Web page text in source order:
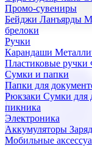
Промо-сувениры
Бейджи Ланъярды
брелоки
Ручки
Карандаши
Пластиковые ручки
Сумки и папки
Папки для
Рюкзаки Сумки для
пикника
Электроника
Аккумуляторы
Мобильные
сувениров с
продукцию для
Подарочные наборы
Бизнес наборы
Наборы из кожи
Наборы с
Наборы с кружками
флешками